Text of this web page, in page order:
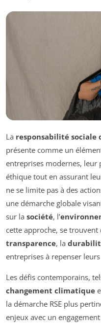
La responsabilité sociale
présente comme un
entreprises modernes, leur
éthique tout en assurant
ne se limite pas à des
une démarche globale
sur la société, l’
cette approche, se trouvent
transparence, la
entreprises à repenser
Les défis contemporains,
changement climatique
la démarche RSE plus
enjeux avec un